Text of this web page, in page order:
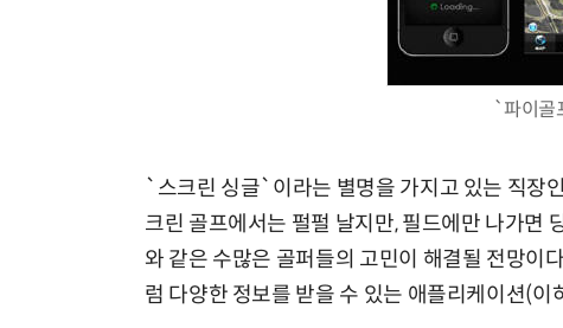
`파이골
`스크린 싱글`이라는 별명을 가지고 있는 직장
크린 골프에서는 펄펄 날지만, 필드에만 나가면
와 같은 수많은 골퍼들의 고민이 해결될 전망이
럼 다양한 정보를 받을 수 있는 애플리케이션(이